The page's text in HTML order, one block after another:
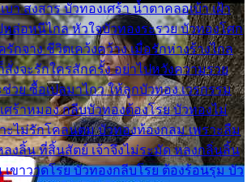
บา สงสาร บัวทองเศร้า น้ำตาคลอเบ้า เฝ้า
ล่อหนีไกล หัวใจบัวทองระรวย บัวทองโศก
รักจาง ชีวิตเคว้งคว้าง เมื่อรักห่างร้างไกล
งจะรักใครสักครั้ง อย่าไปหวังความรวย
วย ซื้อเปลมาไกว ให้ลูกบัวทอง เวรกรรม
ศร้าหมอง กลีบบัวทองต้องโรย บัวทองไม่
ะไม่รักโคลนตม บัวทองท้องกลม เพราะลืม
งลิ้น ที่สิ้นสัตย์ เจ้าจึงไม่ระมัด หลงกลิ่นลิ้น
ขาวาดโรย บัวทองกลีบโรย ต้องร้อนรุม บัว